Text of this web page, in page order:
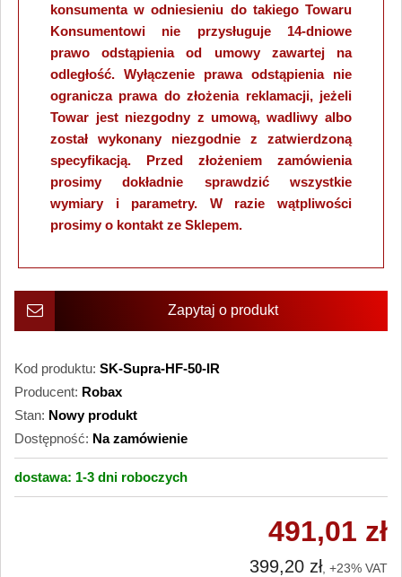
konsumenta w odniesieniu do takiego Towaru
Konsumentowi nie przysługuje 14-dniowe
prawo odstąpienia od umowy zawartej na
odległość. Wyłączenie prawa odstąpienia nie
ogranicza prawa do złożenia reklamacji, jeżeli
Towar jest niezgodny z umową, wadliwy albo
został wykonany niezgodnie z zatwierdzoną
specyfikacją. Przed złożeniem zamówienia
prosimy dokładnie sprawdzić wszystkie
wymiary i parametry. W razie wątpliwości
prosimy o kontakt ze Sklepem.
Zapytaj o produkt
Kod produktu: SK-Supra-HF-50-IR
Producent: Robax
Stan: Nowy produkt
Dostępność: Na zamówienie
dostawa: 1-3 dni roboczych
491,01 zł
399,20 zł, +23% VAT